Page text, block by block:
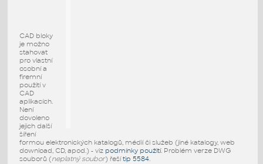
CAD bloky
je možno
stahovat
pro vlastní
osobní a
firemní
použití v
CAD
aplikacích.
Není
dovoleno
jejich další
šíření
formou elektronických katalogů, médií či služeb (jiné katalogy, web
download, CD, apod.) - viz podmínky použití. Problém verze DWG
souborů (neplatný soubor) řešítip 5584.